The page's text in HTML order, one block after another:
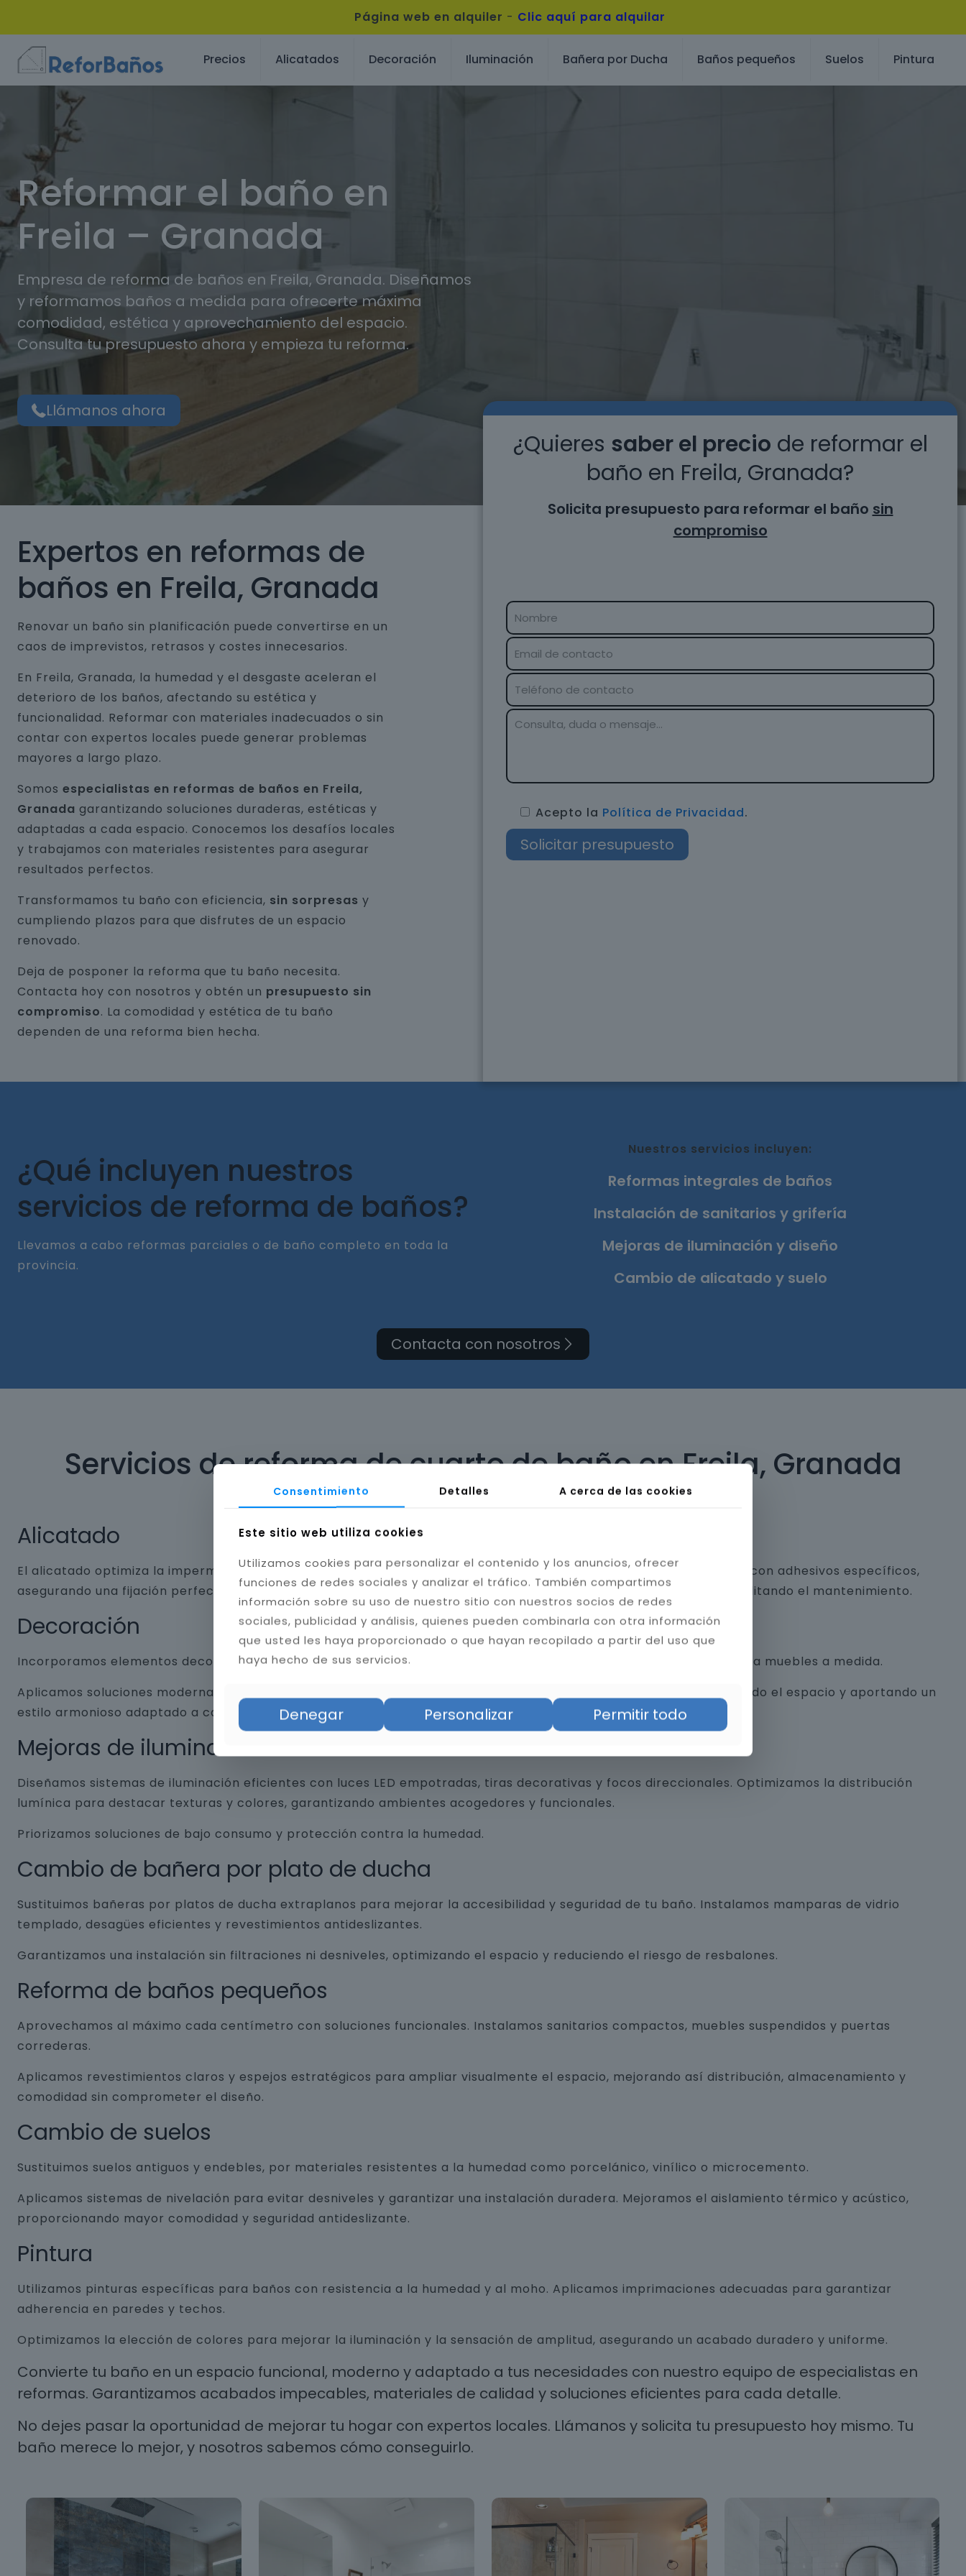
Página web en alquiler - Clic aquí para alquilar
Precios Alicatados Decoración Iluminación Bañera por Ducha Baños pequeños Suelos Pintura
Reformar el baño en
Freila – Granada
Empresa de reforma de baños en Freila, Granada. Diseñamos
y reformamos baños a medida para ofrecerte máxima
comodidad, estética y aprovechamiento del espacio.
Consulta tu presupuesto ahora y empieza tu reforma.
Llámanos ahora
Expertos en reformas de
baños en Freila, Granada
Renovar un baño sin planificación puede convertirse en un
caos de imprevistos, retrasos y costes innecesarios.
En Freila, Granada, la humedad y el desgaste aceleran el
deterioro de los baños, afectando su estética y
funcionalidad. Reformar con materiales inadecuados o sin
contar con expertos locales puede generar problemas
mayores a largo plazo.
Somos especialistas en reformas de baños en Freila,
Granada garantizando soluciones duraderas, estéticas y
adaptadas a cada espacio. Conocemos los desafíos locales
y trabajamos con materiales resistentes para asegurar
resultados perfectos.
Transformamos tu baño con eficiencia, sin sorpresas y
cumpliendo plazos para que disfrutes de un espacio
renovado.
Deja de posponer la reforma que tu baño necesita.
Contacta hoy con nosotros y obtén un presupuesto sin
compromiso. La comodidad y estética de tu baño
dependen de una reforma bien hecha.
¿Quieres saber el precio de reformar el
baño en Freila, Granada?
Solicita presupuesto para reformar el baño sin
compromiso
Acepto la Política de Privacidad.
¿Qué incluyen nuestros
servicios de reforma de baños?
Llevamos a cabo reformas parciales o de baño completo en toda la
provincia.
Nuestros servicios incluyen:
Reformas integrales de baños
Instalación de sanitarios y grifería
Mejoras de iluminación y diseño
Cambio de alicatado y suelo
Contacta con nosotros
Servicios de reforma de cuarto de baño en Freila, Granada
Alicatado
El alicatado optimiza la impermeabilidad y durabilidad del baño. Instalamos cerámica, porcelánico y piedra natural con adhesivos específicos,
asegurando una fijación perfecta. Aplicamos juntas resistentes a la humedad y hongos, mejorando la estética y facilitando el mantenimiento.
Decoración
Incorporamos elementos decorativos que combinan funcionalidad y diseño, desde revestimientos con texturas hasta muebles a medida.
Aplicamos soluciones modernas como nichos empotrados, espejos retroiluminados y grifería minimalista, optimizando el espacio y aportando un
estilo armonioso adaptado a cada baño.
Mejoras de iluminación
Diseñamos sistemas de iluminación eficientes con luces LED empotradas, tiras decorativas y focos direccionales. Optimizamos la distribución
lumínica para destacar texturas y colores, garantizando ambientes acogedores y funcionales.
Priorizamos soluciones de bajo consumo y protección contra la humedad.
Cambio de bañera por plato de ducha
Sustituimos bañeras por platos de ducha extraplanos para mejorar la accesibilidad y seguridad de tu baño. Instalamos mamparas de vidrio
templado, desagües eficientes y revestimientos antideslizantes.
Garantizamos una instalación sin filtraciones ni desniveles, optimizando el espacio y reduciendo el riesgo de resbalones.
Reforma de baños pequeños
Aprovechamos al máximo cada centímetro con soluciones funcionales. Instalamos sanitarios compactos, muebles suspendidos y puertas
correderas.
Aplicamos revestimientos claros y espejos estratégicos para ampliar visualmente el espacio, mejorando así distribución, almacenamiento y
comodidad sin comprometer el diseño.
Cambio de suelos
Sustituimos suelos antiguos y endebles, por materiales resistentes a la humedad como porcelánico, vinílico o microcemento.
Aplicamos sistemas de nivelación para evitar desniveles y garantizar una instalación duradera. Mejoramos el aislamiento térmico y acústico,
proporcionando mayor comodidad y seguridad antideslizante.
Pintura
Utilizamos pinturas específicas para baños con resistencia a la humedad y al moho. Aplicamos imprimaciones adecuadas para garantizar
adherencia en paredes y techos.
Optimizamos la elección de colores para mejorar la iluminación y la sensación de amplitud, asegurando un acabado duradero y uniforme.
Convierte tu baño en un espacio funcional, moderno y adaptado a tus necesidades con nuestro equipo de especialistas en
reformas. Garantizamos acabados impecables, materiales de calidad y soluciones eficientes para cada detalle.
No dejes pasar la oportunidad de mejorar tu hogar con expertos locales. Llámanos y solicita tu presupuesto hoy mismo. Tu
baño merece lo mejor, y nosotros sabemos cómo conseguirlo.
Consentimiento Detalles A cerca de las cookies
Este sitio web utiliza cookies
Utilizamos cookies para personalizar el contenido y los anuncios, ofrecer
funciones de redes sociales y analizar el tráfico. También compartimos
información sobre su uso de nuestro sitio con nuestros socios de redes
sociales, publicidad y análisis, quienes pueden combinarla con otra información
que usted les haya proporcionado o que hayan recopilado a partir del uso que
haya hecho de sus servicios.
Denegar Personalizar Permitir todo